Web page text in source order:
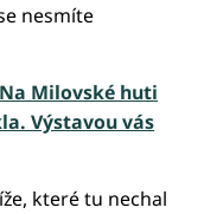
nesmíte
Milovské huti
Výstavou vás
které tu nechal